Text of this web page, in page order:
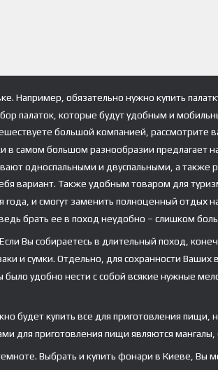
Например, обязательно нужно купить
палаток, которые будут удобным и
большой компанией,
самом большом разнообразии предлагает
односпальными и двуспальными, а также
вариант. Также удобным товаром для
и смогут заменить полноценный отдых
брать ее в поход неудобно – слишком
Вы собираетесь в длительный поход,
и сумки. Отдельно, для сохранности
удобно нести с собой всякие нужные
будет купить все для приготовления
для приготовления пищи являются
Выбрать и купить фонари в Киеве, Вы